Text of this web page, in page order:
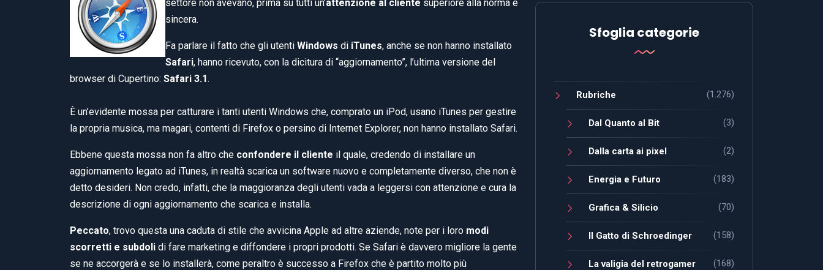
settore non avevano, prima su tutti un’attenzione al cliente superiore alla norma e
sincera.
Fa parlare il fatto che gli utenti Windows di iTunes, anche se non hanno installato
Safari, hanno ricevuto, con la dicitura di “aggiornamento”, l’ultima versione del
browser di Cupertino: Safari 3.1.
È un’evidente mossa per catturare i tanti utenti Windows che, comprato un iPod, usano iTunes per gestire
la propria musica, ma magari, contenti di Firefox o persino di Internet Explorer, non hanno installato Safari.
Ebbene questa mossa non fa altro che confondere il cliente il quale, credendo di installare un
aggiornamento legato ad iTunes, in realtà scarica un software nuovo e completamente diverso, che non è
detto desideri. Non credo, infatti, che la maggioranza degli utenti vada a leggersi con attenzione e cura la
descrizione di ogni aggiornamento che scarica e installa.
Peccato, trovo questa una caduta di stile che avvicina Apple ad altre aziende, note per i loro modi
scorretti e subdoli di fare marketing e diffondere i propri prodotti. Se Safari è davvero migliore la gente
se ne accorgerà e se lo installerà, come peraltro è successo a Firefox che è partito molto più
Sfoglia categorie
Rubriche (1.276)
Dal Quanto al Bit (3)
Dalla carta ai pixel (2)
Energia e Futuro (183)
Grafica & Silicio (70)
Il Gatto di Schroedinger (158)
La valigia del retrogamer (168)